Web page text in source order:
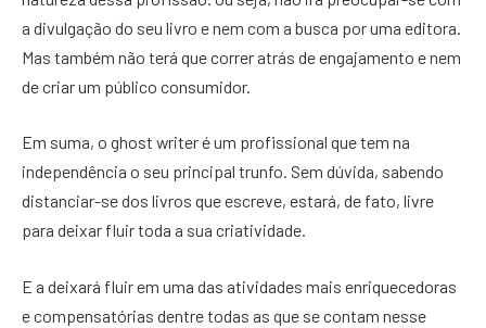
a divulgação do seu livro e nem com a busca por uma editora.
Mas também não terá que correr atrás de engajamento e nem
de criar um público consumidor.
Em suma, o ghost writer é um profissional que tem na
independência o seu principal trunfo. Sem dúvida, sabendo
distanciar-se dos livros que escreve, estará, de fato, livre
para deixar fluir toda a sua criatividade.
E a deixará fluir em uma das atividades mais enriquecedoras
e compensatórias dentre todas as que se contam nesse